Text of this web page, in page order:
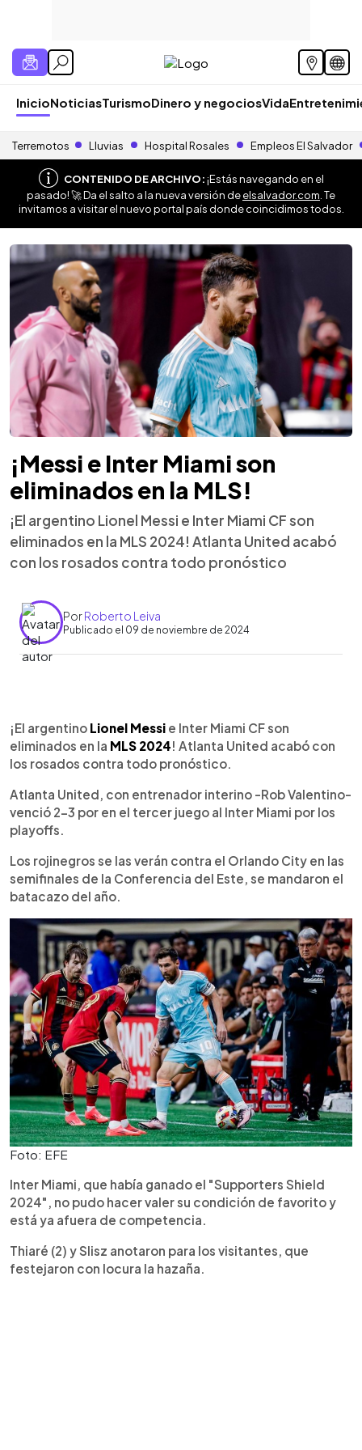
InicioNoticiasTurismoDinero y negociosVida
Terremotos Lluvias Hospital Rosales Empleos El Salvador
CONTENIDO DE ARCHIVO:¡Estás navegando en el
pasado! 🚀 Da el salto a la nueva versión deelsalvador.com . Te
invitamos a visitar el nuevo portal país donde coincidimos todos.
¡Messi e Inter Miami son
eliminados en la MLS!
¡El argentino Lionel Messi e Inter Miami CF son
eliminados en la MLS 2024! Atlanta United acabó
con los rosados contra todo pronóstico
PorRoberto Leiva
Publicado el 09 de noviembre de 2024
Escuchar artículo
¡El argentino Lionel Messi e Inter Miami CF son
eliminados en la MLS 2024! Atlanta United acabó con
los rosados contra todo pronóstico.
Atlanta United, con entrenador interino -Rob Valentino-
venció 2-3 por en el tercer juego al Inter Miami por los
playoffs.
Los rojinegros se las verán contra el Orlando City en las
semifinales de la Conferencia del Este, se mandaron el
batacazo del año.
Foto: EFE
Inter Miami, que había ganado el "Supporters Shield
2024", no pudo hacer valer su condición de favorito y
está ya afuera de competencia.
Thiaré (2) y Slisz anotaron para los visitantes, que
festejaron con locura la hazaña.